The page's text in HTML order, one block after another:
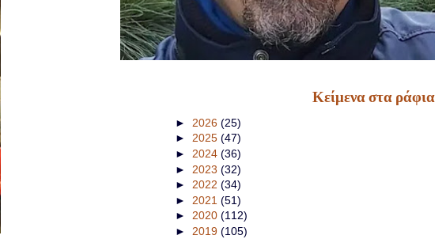
Κείμενα στα ράφια
► 2026 (25)
► 2025 (47)
► 2024 (36)
► 2023 (32)
► 2022 (34)
► 2021 (51)
► 2020 (112)
► 2019 (105)